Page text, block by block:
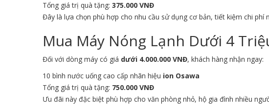
Tổng giá trị quà tặng: 375.000 VNĐ
Đây là lựa chọn phù hợp cho nhu cầu sử dụng cơ bản, tiết kiệm chi
Mua Máy Nóng Lạnh Dưới 4
Đối với dòng máy có giá dưới 4.000.000 VNĐ, khách hàng nhận ngay:
10 bình nước uống cao cấp nhãn hiệu ion Osawa
Tổng giá trị quà tặng: 750.000 VNĐ
Ưu đãi này đặc biệt phù hợp cho văn phòng nhỏ, hộ gia đình nhiều